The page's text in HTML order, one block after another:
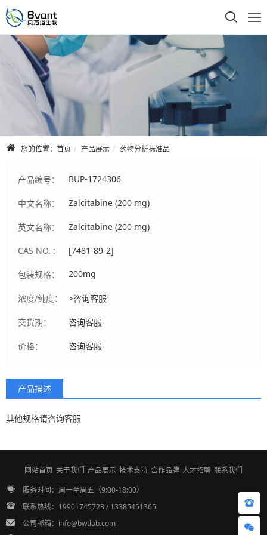
首页
公司介绍
产品展示
技术支持
人才招聘
联系我们
您的位置： 首页 产品展示 药物分析标准品
产品编号： BUP-1724306
中文名称： Zalcitabine (200 mg)
英文名称： Zalcitabine (200 mg)
CAS NO. : [7481-89-2]
包装规格： 200mg
浓度/纯度： >咨询客服
交货期： 咨询客服
价格： 咨询客服
产品描述
其他规格请咨询客服
网站首页 关于我们 产品展示 技术支持 合作品牌 人才招聘 联系我们
服务时间：周一至周五（9:00-18:00）
联系热线：19901745723 / 13385451365
公司邮箱：info@bwtlab.com